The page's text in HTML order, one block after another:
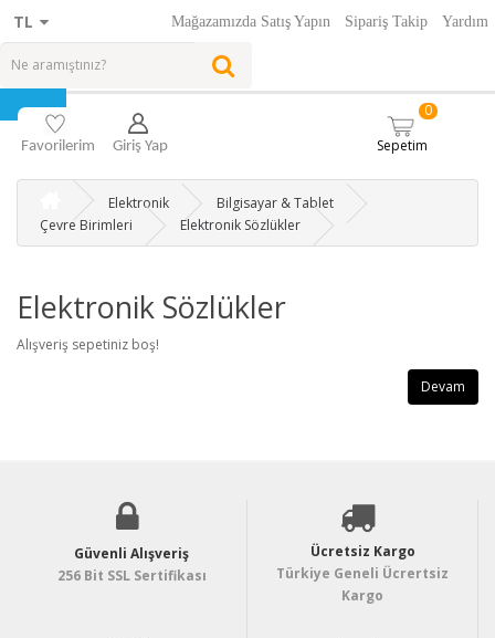
TL Mağazamızda Satış Yapın Sipariş Takip Yardım
0
Sepetim
Favorilerim Giriş Yap
Elektronik
Bilgisayar & Tablet
Çevre Birimleri
Elektronik Sözlükler
Elektronik Sözlükler
Alışveriş sepetiniz boş!
Devam
Güvenli Alışveriş
256 Bit SSL Sertifikası
Ücretsiz Kargo
Türkiye Geneli Ücrertsiz
Kargo